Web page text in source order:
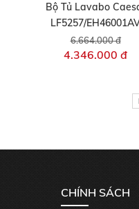
Bộ Tủ Lavabo
LF5257/
6.664.000 đ
4.346.000 đ
CHÍNH SÁCH